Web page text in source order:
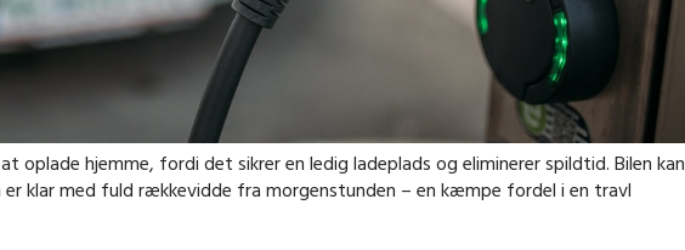
oplade hjemme, fordi det sikrer en ledig ladeplads og eliminerer spildtid. Bilen kan
klar med fuld rækkevidde fra morgenstunden – en kæmpe fordel i en travl